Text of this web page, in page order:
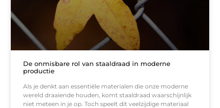
De onmisbare rol van staaldraad in moderne
productie
Als je denkt aan essentiële materialen die onze moderne
wereld draaiende houden, komt staaldraad waarschijnlijk
niet meteen in je op. Toch speelt dit veelzijdige materiaal